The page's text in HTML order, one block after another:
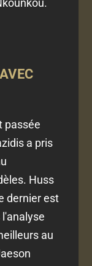
passée
a pris
Huss
dernier est
au